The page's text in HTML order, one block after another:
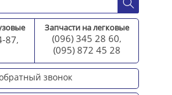
87,
Запчасти на легковые
(096) 345 28 60,
(095) 872 45 28
звонок